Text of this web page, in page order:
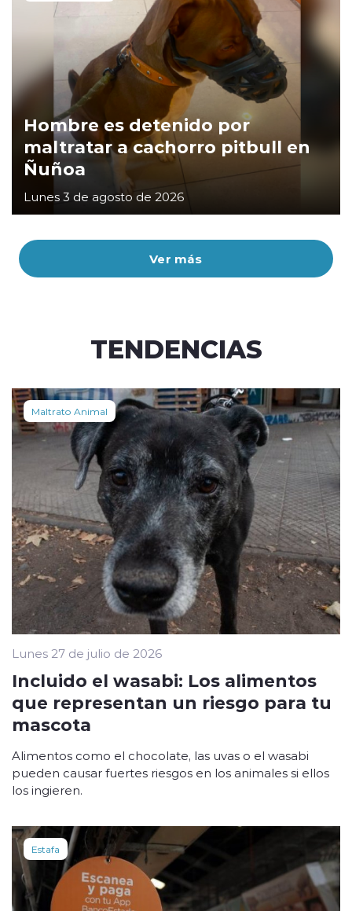
Ver más
Hombre es detenido por
maltratar a cachorro pitbull en
Ñuñoa
Lunes 3 de agosto de 2026
TENDENCIAS
Maltrato Animal
Lunes 27 de julio de 2026
Incluido el wasabi: Los alimentos
que representan un riesgo para tu
mascota
Alimentos como el chocolate, las uvas o el wasabi
pueden causar fuertes riesgos en los animales si ellos
los ingieren.
Estafa